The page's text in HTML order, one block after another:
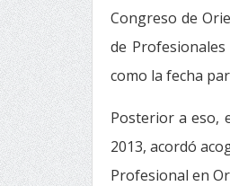
Congreso de
de
como la fecha
Posterior a eso,
2013, acordó
Profesional en